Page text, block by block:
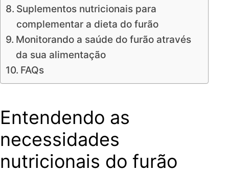
Suplementos nutricionais para
complementar a dieta do furão
Monitorando a saúde do furão através
da sua alimentação
FAQs
Entendendo as
necessidades
nutricionais do furão